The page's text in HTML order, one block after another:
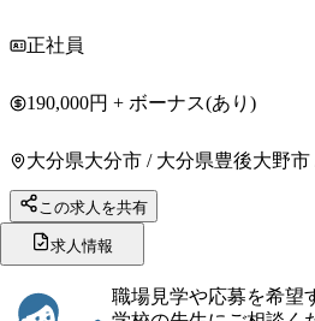
正社員
190,000円 + ボーナス(あり)
大分県大分市 / 大分県豊後大野
この求人を共有
求人情報
職場見学や応募を希望